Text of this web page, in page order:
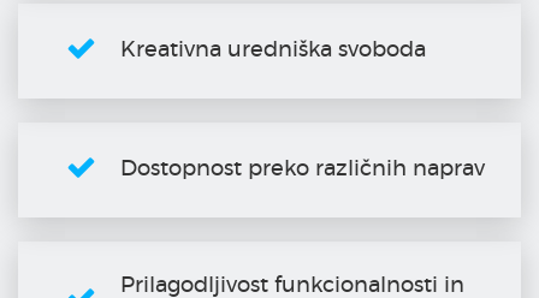
Kreativna uredniška svoboda
Dostopnost preko različnih naprav
Prilagodljivost funkcionalnosti in